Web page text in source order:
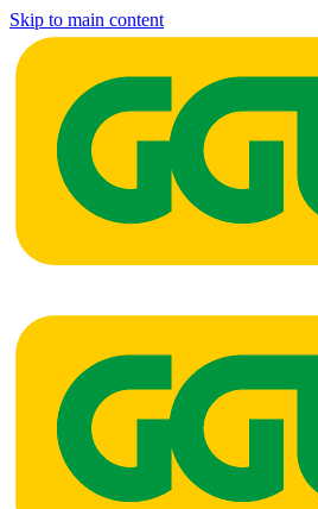
Skip to main content